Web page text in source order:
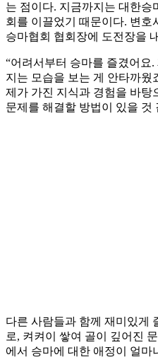
는 점이다. 지금까지는 대한승
회를 이끌었기 때문이다. 변호
승마협회 협회장에 도전장을
“어려서부터 승마를 즐겼어요
지는 모습을 보는 게 안타까웠
제가 가진 지식과 경험을 바탕
문제를 해결할 방법이 있을 것
다른 사람들과 함께 재미있게
로, 켜켜이 쌓여 골이 깊어진
에서 승마에 대한 애정이 얼마